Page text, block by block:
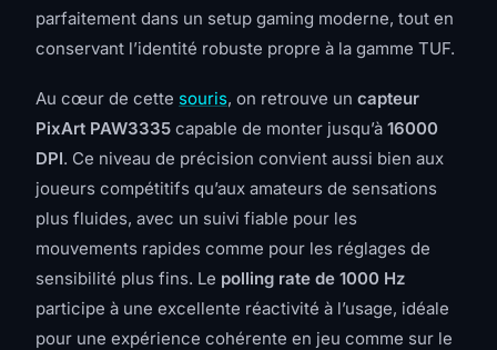
parfaitement dans un setup gaming moderne, tout en
conservant l’identité robuste propre à la gamme TUF.
Au cœur de cette souris, on retrouve un capteur
PixArt PAW3335 capable de monter jusqu’à 16000
DPI. Ce niveau de précision convient aussi bien aux
joueurs compétitifs qu’aux amateurs de sensations
plus fluides, avec un suivi fiable pour les
mouvements rapides comme pour les réglages de
sensibilité plus fins. Le polling rate de 1000 Hz
participe à une excellente réactivité à l’usage, idéale
pour une expérience cohérente en jeu comme sur le